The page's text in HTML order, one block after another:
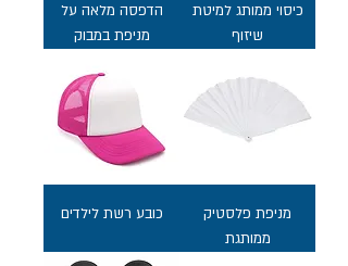
כיסוי ממותג למיטת
שיזוף
הדפסה מלאה על
מניפת במבוק
מניפת פלסטיק
ממותגת
כובע רשת לילדים